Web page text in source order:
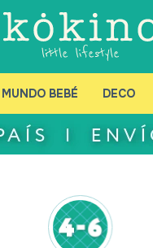
MUNDO BEBÉ DECO